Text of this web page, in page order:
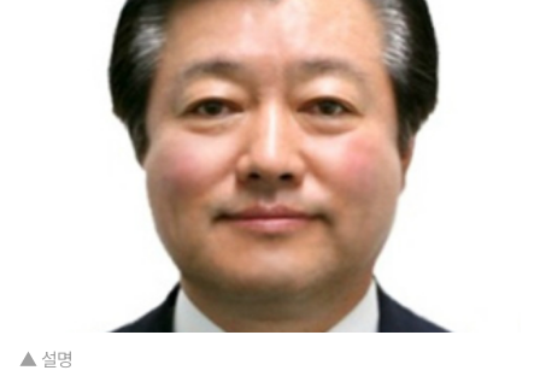
▲ 설명